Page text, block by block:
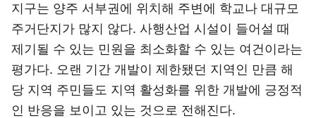
지구는 양주 서부권에 위치해 주변에 학교나 대규모
주거단지가 많지 않다. 사행산업 시설이 들어설 때
제기될 수 있는 민원을 최소화할 수 있는 여건이라는
평가다. 오랜 기간 개발이 제한됐던 지역인 만큼 해
당 지역 주민들도 지역 활성화를 위한 개발에 긍정적
인 반응을 보이고 있는 것으로 전해진다.